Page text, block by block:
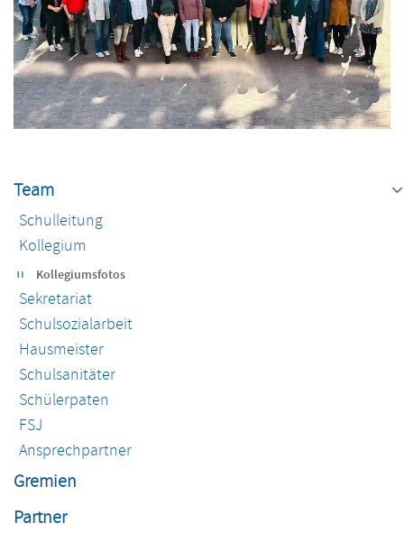
überspringen
Team
Schulleitung
Kollegium
Kollegiumsfotos
Sekretariat
Schulsozialarbeit
Hausmeister
Schulsanitäter
Schülerpaten
FSJ
Ansprechpartner
Gremien
Partner